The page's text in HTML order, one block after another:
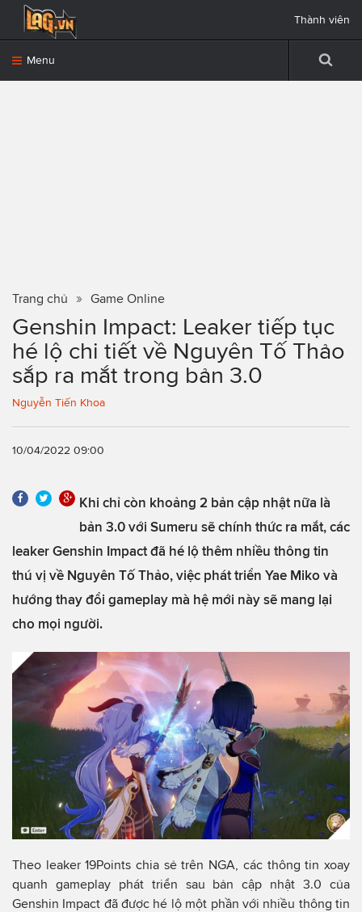
Menu
Thành viên
Trang chủ Game Online
Genshin Impact: Leaker tiếp tục
hé lộ chi tiết về Nguyên Tố Thảo
sắp ra mắt trong bản 3.0
Nguyễn Tiến Khoa
10/04/2022 09:00
Khi chỉ còn khoảng 2 bản cập nhật nữa là
bản 3.0 với Sumeru sẽ chính thức ra mắt, các
leaker Genshin Impact đã hé lộ thêm nhiều thông tin
thú vị về Nguyên Tố Thảo, việc phát triển Yae Miko và
hướng thay đổi gameplay mà hệ mới này sẽ mang lại
cho mọi người.
Theo leaker 19Points chia sẻ trên NGA, các thông tin xoay
quanh gameplay phát triển sau bản cập nhật 3.0 của
Genshin Impact đã được hé lộ một phần với nhiều thông tin